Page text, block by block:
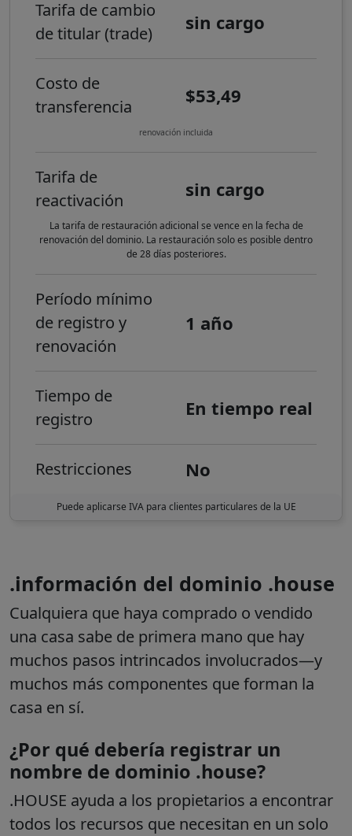
Tarifa de cambio
de titular (trade)
sin cargo
Costo de
transferencia
$53,49
renovación incluida
Tarifa de
reactivación
sin cargo
La tarifa de restauración adicional se vence en la fecha de
renovación del dominio. La restauración solo es posible dentro
de 28 días posteriores.
Período mínimo
de registro y
renovación
1 año
Tiempo de
registro
En tiempo real
Restricciones No
Puede aplicarse IVA para clientes particulares de la UE
.información del dominio .house
Cualquiera que haya comprado o vendido
una casa sabe de primera mano que hay
muchos pasos intrincados involucrados—y
muchos más componentes que forman la
casa en sí.
¿Por qué debería registrar un
nombre de dominio .house?
.HOUSE ayuda a los propietarios a encontrar
todos los recursos que necesitan en un solo